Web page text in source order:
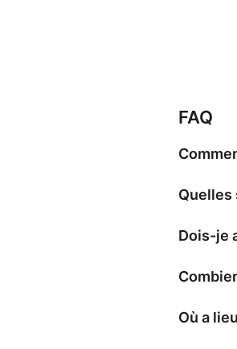
de
comme
FAQ
Quelles
Dois-je
Où a